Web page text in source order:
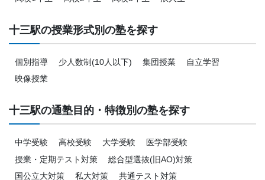
十三駅の授業形式別の塾を探す
個別指導 少人数制(10人以下) 集団授業
自立学習
映像授業
十三駅の通塾目的・特徴別の塾を探す
中学受験 高校受験 大学受験
医学部受験
授業・定期テスト対策
総合型選抜(旧AO)対策
国公立大対策
私大対策
共通テスト対策